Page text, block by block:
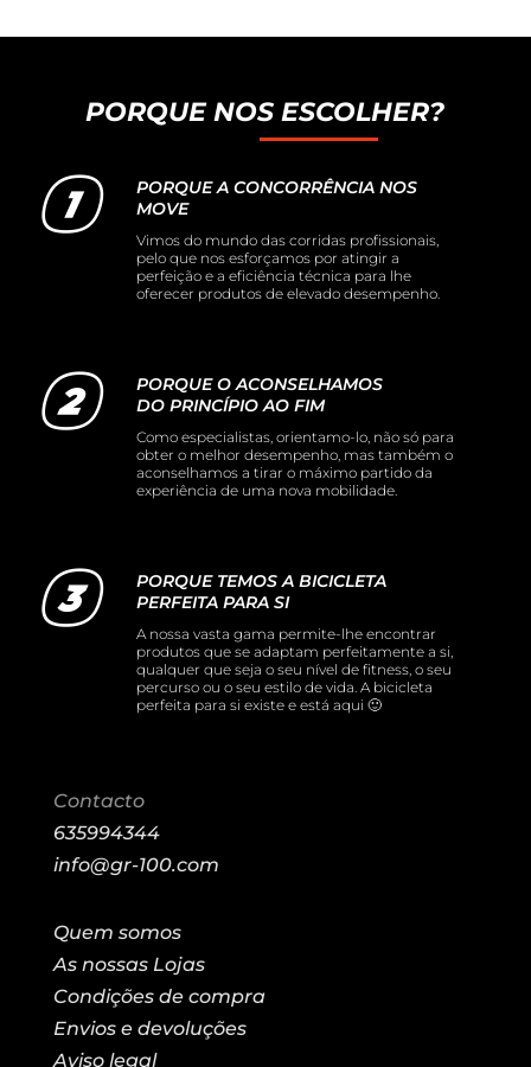
PORQUE NOS ESCOLHER?
PORQUE A CONCORRÊNCIA NOS
MOVE
Vimos do mundo das corridas profissionais,
pelo que nos esforçamos por atingir a
perfeição e a eficiência técnica para lhe
oferecer produtos de elevado desempenho.
PORQUE O ACONSELHAMOS
DO PRINCÍPIO AO FIM
Como especialistas, orientamo-lo, não só para
obter o melhor desempenho, mas também o
aconselhamos a tirar o máximo partido da
experiência de uma nova mobilidade.
PORQUE TEMOS A BICICLETA
PERFEITA PARA SI
A nossa vasta gama permite-lhe encontrar
produtos que se adaptam perfeitamente a si,
qualquer que seja o seu nível de fitness, o seu
percurso ou o seu estilo de vida. A bicicleta
perfeita para si existe e está aqui 🙂
Contacto
635994344
info@gr-100.com
Quem somos
As nossas Lojas
Condições de compra
Envios e devoluções
Aviso legal